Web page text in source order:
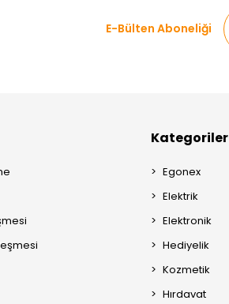
E-Bülten Aboneliği
Kategoriler
Egonex
Elektrik
Elektronik
Hediyelik
Kozmetik
Hırdavat